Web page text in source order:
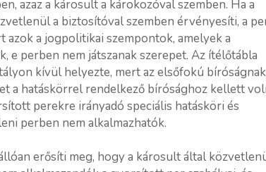
azaz a károsult a károkozóval szemben. Ha a
a biztosítóval szemben érvényesíti, a
azok a jogpolitikai szempontok, amelyek a
perben nem játszanak szerepet. Az ítélőtábla
kívül helyezte, mert az elsőfokú bíróságnak
a hatáskörrel rendelkező bírósághoz kellett
perekre irányadó speciális hatásköri és
perben nem alkalmazhatók.
erősíti meg, hogy a károsult által